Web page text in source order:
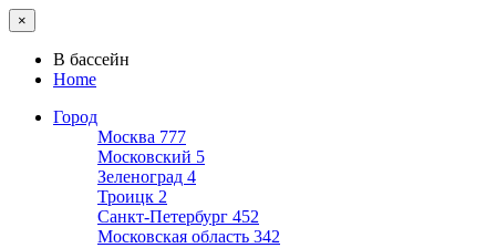
×
В бассейн
Home
Город
Москва 777
Московский 5
Зеленоград 4
Троицк 2
Санкт-Петербург 452
Московская область 342